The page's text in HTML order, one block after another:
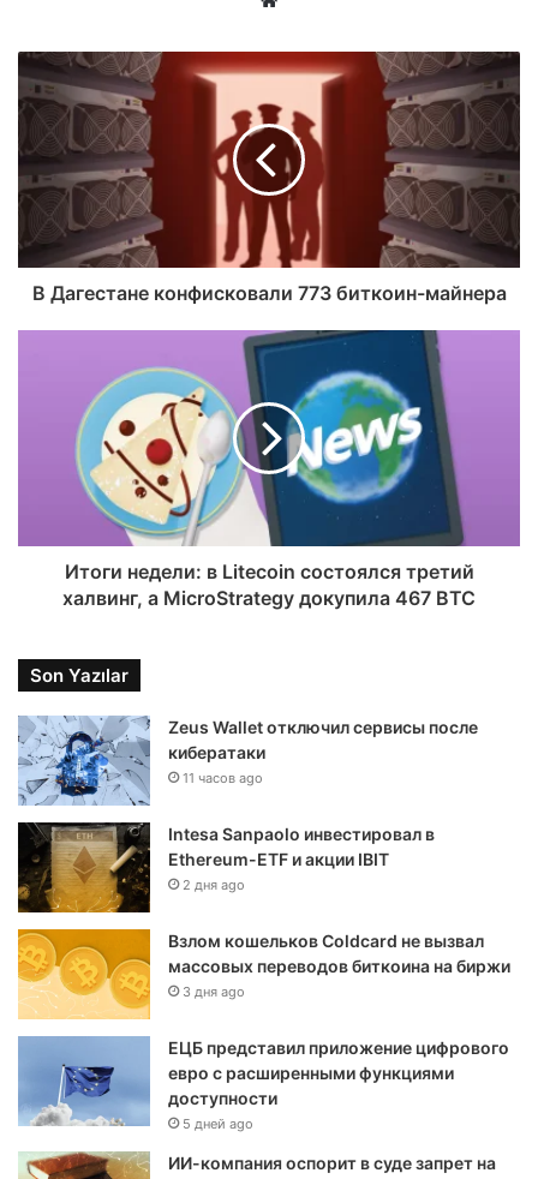
В Дагестане конфисковали 773 биткоин-майнера
Итоги недели: в Litecoin состоялся третий
халвинг, а MicroStrategy докупила 467 BTC
Son Yazılar
Zeus Wallet отключил сервисы после
кибератаки
11 часов ago
Intesa Sanpaolo инвестировал в
Ethereum-ETF и акции IBIT
2 дня ago
Взлом кошельков Coldcard не вызвал
массовых переводов биткоина на биржи
3 дня ago
ЕЦБ представил приложение цифрового
евро с расширенными функциями
доступности
5 дней ago
ИИ-компания оспорит в суде запрет на